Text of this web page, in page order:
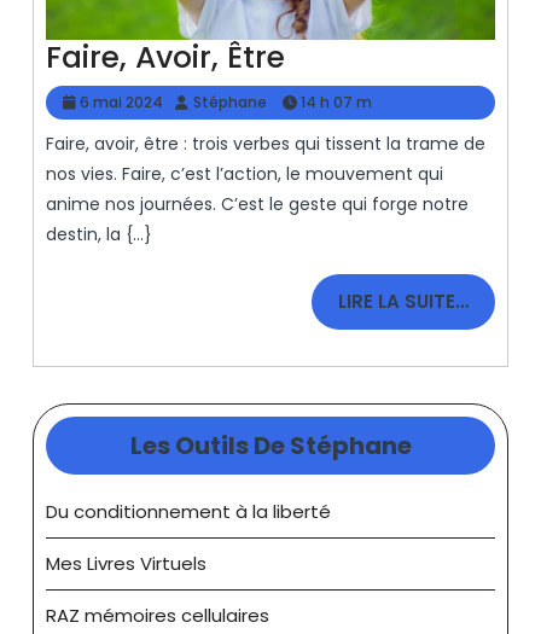
Faire, Avoir, Être
Avoir,
Être
6 mai 2024
6
mai
2024
Stéphane Stéphane
14 h 07 m
Faire, avoir, être : trois verbes qui tissent la trame de
nos vies. Faire, c’est l’action, le mouvement qui
anime nos journées. C’est le geste qui forge notre
destin, la {...}
LIRE LA SUITE…LIRE
LA
Les Outils De Stéphane
Du conditionnement à la liberté
Mes Livres Virtuels
RAZ mémoires cellulaires